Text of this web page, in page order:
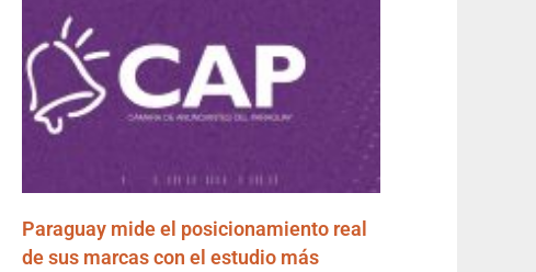
Paraguay mide el posicionamiento real
de sus marcas con el estudio más